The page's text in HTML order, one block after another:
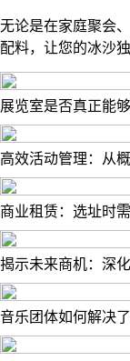
无论是在家庭聚会
配料，让您的冰沙
展览室是否真正能
高效活动管理：从
商业租赁：选址时
揭示未来商机：深
音乐团体如何解决